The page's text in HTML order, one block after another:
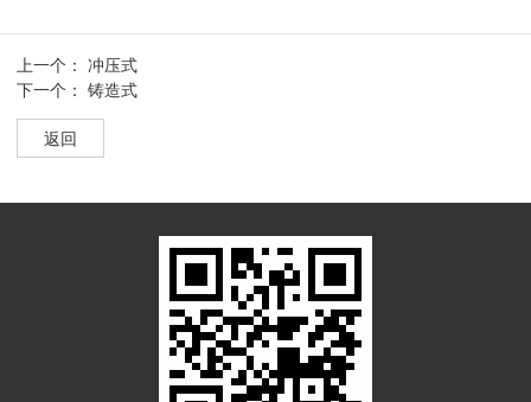
上一个：冲压式
下一个：铸造式
返回